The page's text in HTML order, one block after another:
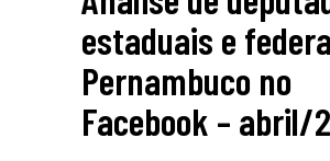
estaduais e
Pernambuco no
Facebook – abril/